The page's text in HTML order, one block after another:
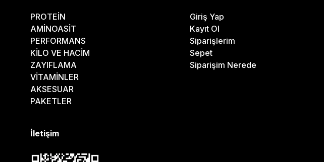
PROTEİN
AMİNOASİT
PERFORMANS
KİLO VE HACİM
ZAYIFLAMA
VİTAMİNLER
AKSESUAR
PAKETLER
Giriş Yap
Kayıt Ol
Siparişlerim
Sepet
Siparişim Nerede
İletişim